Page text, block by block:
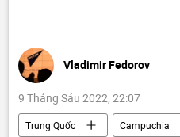
Vladimir Fedorov
9 Tháng Sáu 2022, 22:07
Trung Quốc Campuchia